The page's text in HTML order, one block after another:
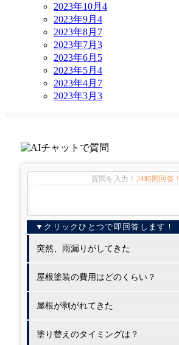
2023年10月 4
2023年9月 4
2023年8月 7
2023年7月 3
2023年6月 5
2023年5月 4
2023年4月 7
2023年3月 3
質問を入力！ 24時間回答！
突然、雨漏りがしてきた
屋根塗装の費用はどのくらい？
屋根が剥がれてきた
塗り替えのタイミングは？